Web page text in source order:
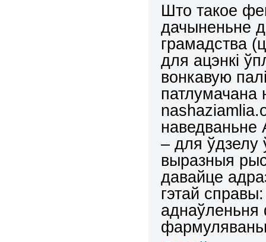
Што такое
дачыненьне
грамадства
для ацэнкі
вонкавую
– для ўдзелу
выразныя
давайце
гэтай
аднаўленьня